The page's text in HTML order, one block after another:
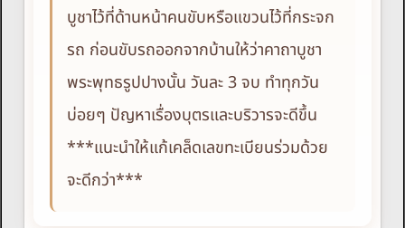
บูชาไว้ที่ด้านหน้าคนขับหรือแขวนไว้ที่กระจก
รถ ก่อนขับรถออกจากบ้านให้ว่าคาถาบูชา
พระพุทธรูปปางนั้น วันละ 3 จบ ทำทุกวัน
บ่อยๆ ปัญหาเรื่องบุตรและบริวารจะดีขึ้น
***แนะนำให้แก้เคล็ดเลขทะเบียนร่วมด้วย
จะดีกว่า***